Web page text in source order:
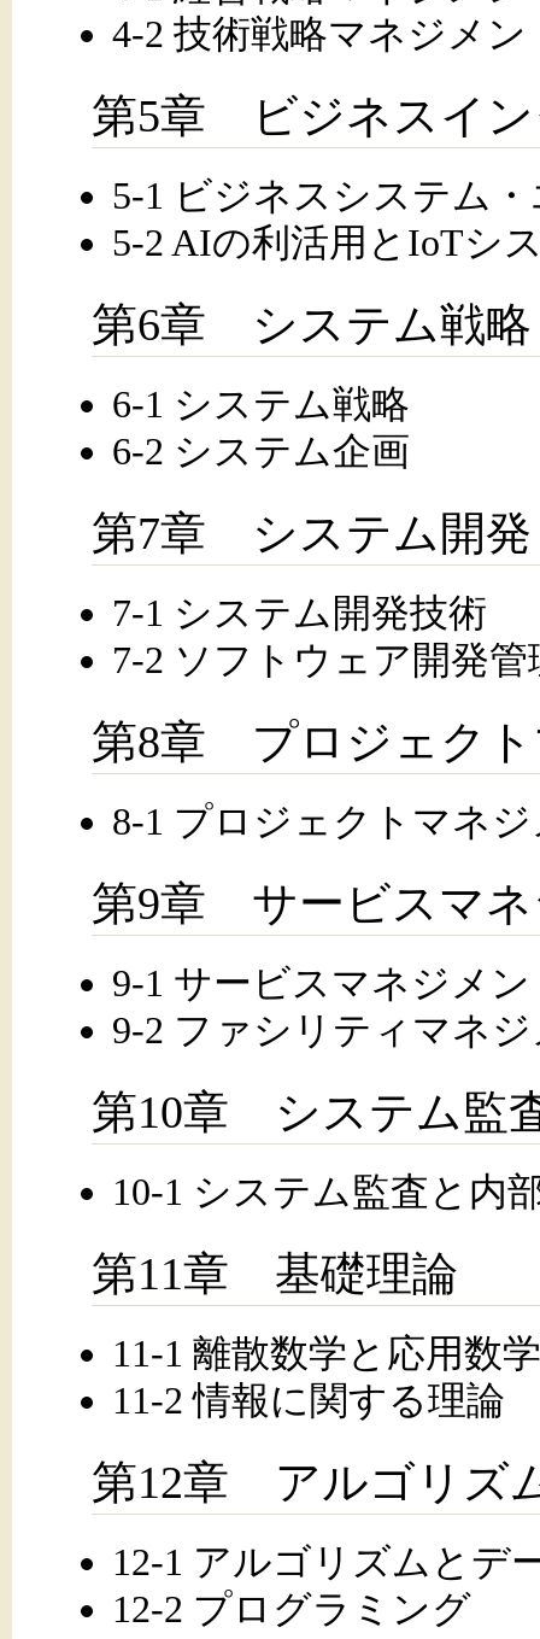
4-2 技術戦略マネジメン
第5章 ビジネスイン
5-1 ビジネスシステム
5-2 AIの利活用とIoTシ
第6章 システム戦略
6-1 システム戦略
6-2 システム企画
第7章 システム開発
7-1 システム開発技術
7-2 ソフトウェア開発管
第8章 プロジェクト
8-1 プロジェクトマネ
第9章 サービスマネ
9-1 サービスマネジメン
9-2 ファシリティマネ
第10章 システム監
10-1 システム監査と内
第11章 基礎理論
11-1 離散数学と応用数学
11-2 情報に関する理論
第12章 アルゴリズ
12-1 アルゴリズムとデ
12-2 プログラミング